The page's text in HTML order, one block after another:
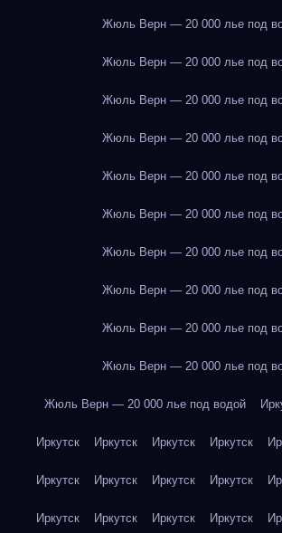
Жюль Верн — 20 000 лье под
Жюль Верн — 20 000 лье под
Жюль Верн — 20 000 лье под
Жюль Верн — 20 000 лье под
Жюль Верн — 20 000 лье под
Жюль Верн — 20 000 лье под
Жюль Верн — 20 000 лье под
Жюль Верн — 20 000 лье под
Жюль Верн — 20 000 лье под
Жюль Верн — 20 000 лье под
Жюль Верн — 20 000 лье под водой
Иркутск Иркутск Иркутск Иркутск
Иркутск Иркутск Иркутск Иркутск
Иркутск Иркутск Иркутск Иркутск